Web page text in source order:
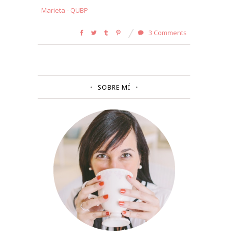
Marieta - QUBP
3 Comments
SOBRE MÍ